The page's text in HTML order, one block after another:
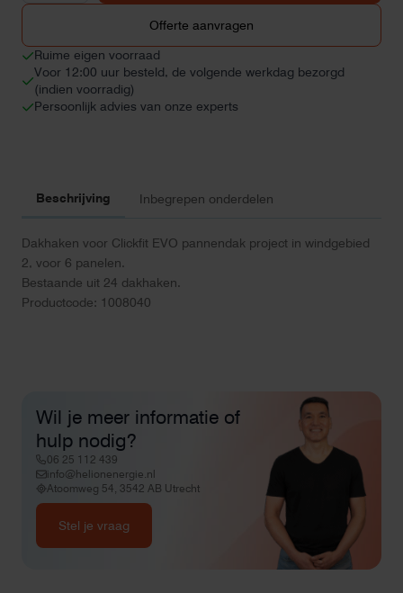
(6
Offerte aanvragen
Ruime eigen voorraad
Voor 12:00 uur besteld, de volgende werkdag bezorgd
(indien voorradig)
Persoonlijk advies van onze experts
Beschrijving Inbegrepen onderdelen
Dakhaken voor Clickfit EVO pannendak project in windgebied
2, voor 6 panelen.
Bestaande uit 24 dakhaken.
Productcode: 1008040
Wil je meer informatie of
hulp nodig?
06 25 112 439
info@helionenergie.nl
Atoomweg 54, 3542 AB Utrecht
Stel je vraag